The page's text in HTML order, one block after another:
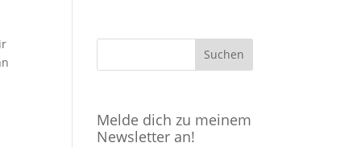
Melde dich zu meinem
Newsletter an!